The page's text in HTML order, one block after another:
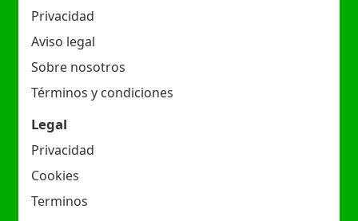
Privacidad
Aviso legal
Sobre nosotros
Términos y condiciones
Legal
Privacidad
Cookies
Terminos